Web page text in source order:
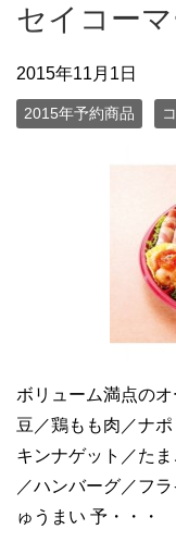
セイコー
2015年11月1日
2015年予約商品
ボリューム満点の
豆／鶏もも肉／ナ
キンナゲット／た
／ハンバーグ／フ
ゅうまい 予・・・